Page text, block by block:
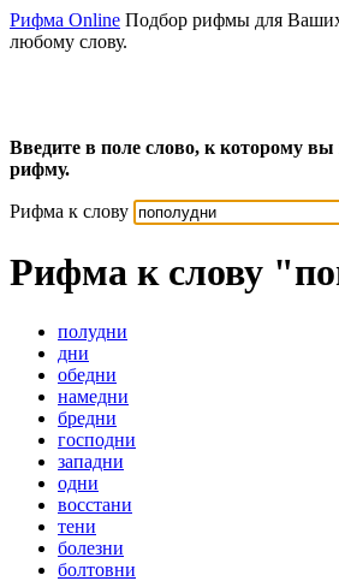
Рифма Online Подбор рифмы для
любому слову.
Введите в поле слово, к которому вы
рифму.
Рифма к слову
Рифма к слову
полудни
дни
обедни
намедни
бредни
господни
западни
одни
восстани
тени
болезни
болтовни